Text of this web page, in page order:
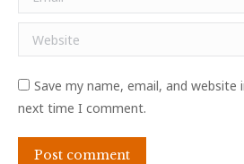
Website
Save my name, email, and
next time I comment.
Post comment